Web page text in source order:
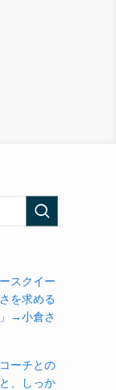
スクイー
を求める
→小倉さ
ーチとの
、しっか